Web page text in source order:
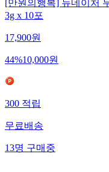
[만원의행복] 뉴네이처
3g x 10포
17,900원
44%10,000원
300적립
무료배송
13명구매중